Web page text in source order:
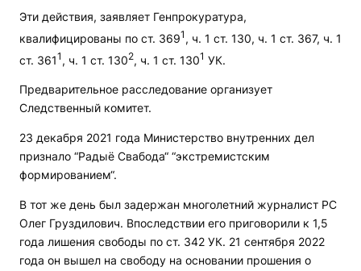
Эти действия, заявляет Генпрокуратура,
квалифицированы по ст. 3691 , ч. 1 ст. 130, ч. 1 ст. 367, ч. 1
ст. 3611 , ч. 1 ст. 1302 , ч. 1 ст. 1301 УК.
Предварительное расследование организует
Следственный комитет.
23 декабря 2021 года Министерство внутренних дел
признало “Радыё Свабода“ “экстремистским
формированием“.
В тот же день был задержан многолетний журналист РС
Олег Груздилович. Впоследствии его приговорили к 1,5
года лишения свободы по ст. 342 УК. 21 сентября 2022
года он вышел на свободу на основании прошения о